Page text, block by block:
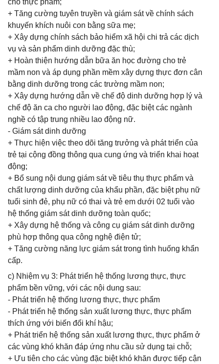
cho thực phẩm;
+ Tăng cường tuyên truyền và giám sát về chính sách
khuyến khích nuôi con bằng sữa mẹ;
+ Xây dựng chính sách bảo hiểm xã hội chi trả các dịch
vụ và sản phẩm dinh dưỡng đặc thù;
+ Hoàn thiện hướng dẫn bữa ăn học đường cho trẻ
mầm non và áp dụng phần mềm xây dựng thực đơn cân
bằng dinh dưỡng trong các trường mầm non;
+ Xây dựng hướng dẫn về chế độ dinh dưỡng hợp lý và
chế độ ăn ca cho người lao động, đặc biệt các ngành
nghề có tập trung nhiều lao động nữ.
- Giám sát dinh dưỡng
+ Thực hiện việc theo dõi tăng trưởng và phát triển của
trẻ tại cộng đồng thông qua cung ứng và triển khai hoạt
động;
+ Bổ sung nội dung giám sát về tiêu thụ thực phẩm và
chất lượng dinh dưỡng của khẩu phần, đặc biệt phụ nữ
tuổi sinh đẻ, phụ nữ có thai và trẻ em dưới 02 tuổi vào
hệ thống giám sát dinh dưỡng toàn quốc;
+ Xây dựng hệ thống và công cụ giám sát dinh dưỡng
phù hợp thông qua công nghệ điện tử;
+ Tăng cường năng lực giám sát trong tình huống khẩn
cấp.
c) Nhiệm vụ 3: Phát triển hệ thống lương thực, thực
phẩm bền vững, với các nội dung sau:
- Phát triển hệ thống lương thực, thực phẩm
- Phát triển hệ thống sản xuất lương thực, thực phẩm
thích ứng với biến đổi khí hậu;
+ Phát triển hệ thống sản xuất lương thực, thực phẩm ở
các vùng khó khăn đáp ứng nhu cầu sử dụng tại chỗ;
+ Ưu tiên cho các vùng đặc biệt khó khăn được tiếp cận